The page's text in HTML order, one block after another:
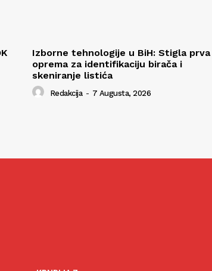
Izborne tehnologije u BiH: Stigla prva
oprema za identifikaciju birača i
skeniranje listića
Redakcija - 7 Augusta, 2026